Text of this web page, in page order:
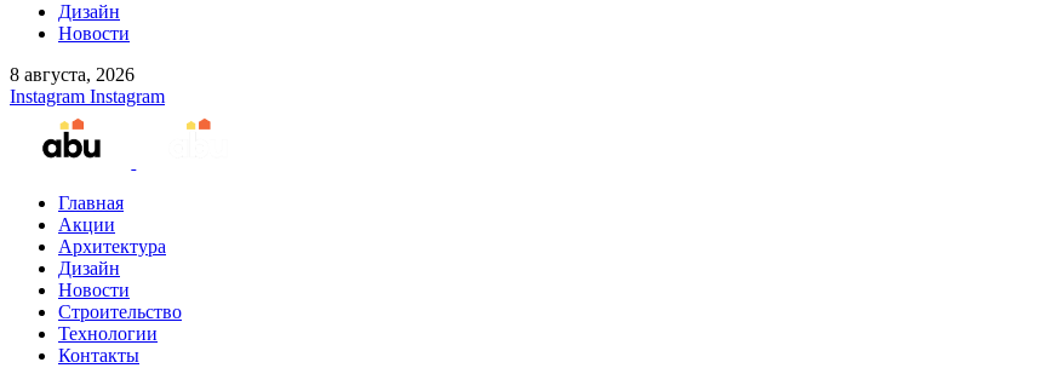
Дизайн
Новости
8 августа, 2026
Instagram Instagram
Главная
Акции
Архитектура
Дизайн
Новости
Строительство
Технологии
Контакты